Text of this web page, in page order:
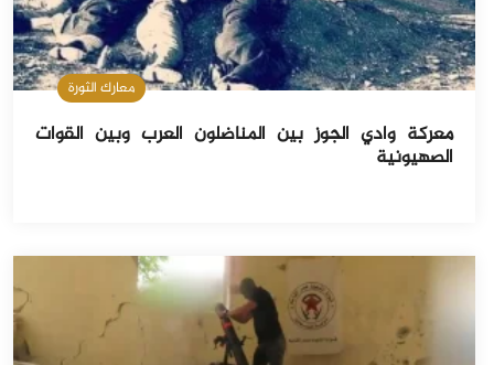
معارك الثورة
معركة وادي الجوز بين المناضلون العرب وبين القوات
الصهيونية